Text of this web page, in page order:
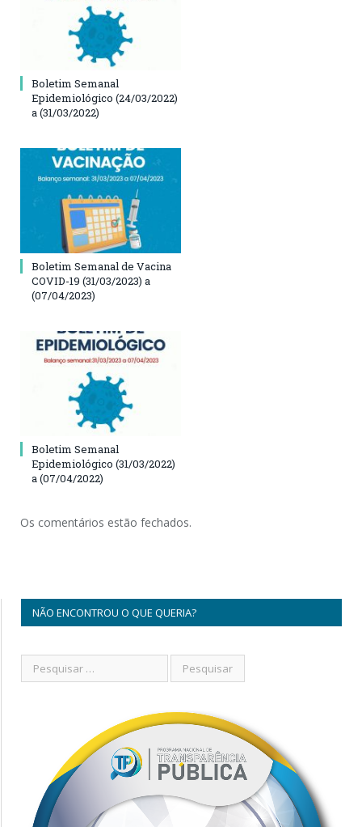
Boletim Semanal
Epidemiológico (24/03/2022)
a (31/03/2022)
Boletim Semanal de Vacina
COVID-19 (31/03/2023) a
(07/04/2023)
Boletim Semanal
Epidemiológico (31/03/2022)
a (07/04/2022)
Os comentários estão fechados.
NÃO ENCONTROU O QUE QUERIA?